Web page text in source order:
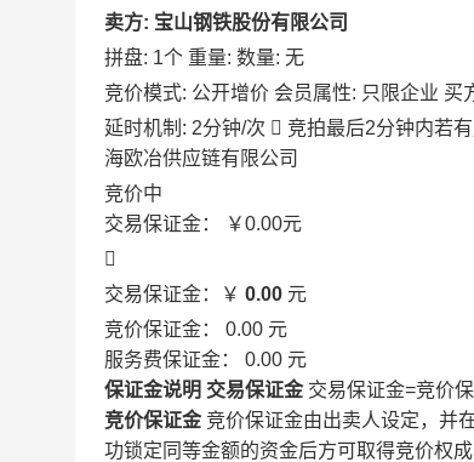
卖方: 宝山钢铁股份有限公司
拼盘: 1个 重量: 数量: 无
竞价模式: 公开增价 会员属性: 只限企业 买
延时机制: 2分钟/次  竞拍最后2分钟内若
海欧冶供应链有限公司
竞价中
交易保证金：
￥0.00元

交易保证金：￥ 0.00 元
竞价保证金： 0.00 元
服务费保证金： 0.00 元
保证金说明 交易保证金 交易保证金=竞价
竞价保证金 竞价保证金由出卖人设定，并
功锁定同等金额的资金后方可取得竞价权成